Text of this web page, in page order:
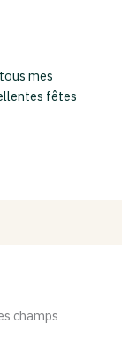
mes
fêtes
champs